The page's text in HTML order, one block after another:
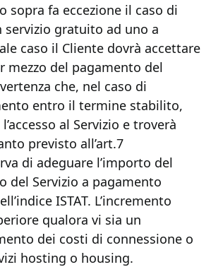
sopra fa eccezione il caso di
servizio gratuito ad uno a
caso il Cliente dovrà accettare
mezzo del pagamento del
che, nel caso di
entro il termine stabilito,
al Servizio e troverà
previsto all’art.7
di adeguare l’importo del
del Servizio a pagamento
ISTAT. L’incremento
qualora vi sia un
dei costi di connessione o
hosting o housing.